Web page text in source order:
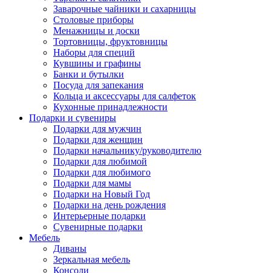
Заварочные чайники и сахарницы
Столовые приборы
Менажницы и доски
Тортовницы, фруктовницы
Наборы для специй
Кувшины и графины
Банки и бутылки
Посуда для запекания
Кольца и аксессуары для салфеток
Кухонные принадлежности
Подарки и сувениры
Подарки для мужчин
Подарки для женщин
Подарки начальнику/руководителю
Подарки для любимой
Подарки для любимого
Подарки для мамы
Подарки на Новый Год
Подарки на день рождения
Интерьерные подарки
Сувенирные подарки
Мебель
Диваны
Зеркальная мебель
Консоли